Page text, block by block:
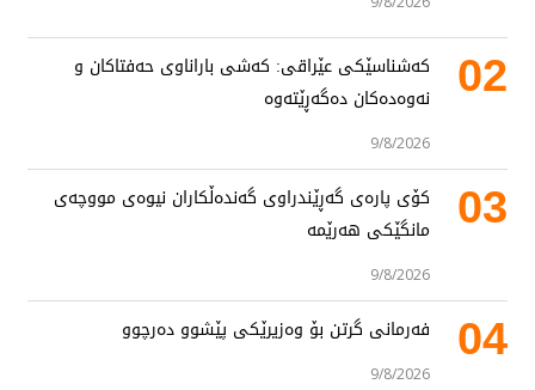
02
کەشناسێکی عێراقی: کەشی باراناوی حەفتاکان و
نەوەدەکان دەگەڕێتەوە
9/8/2026
03
کۆی پارەی گەڕێندراوی گەندەڵکاران نیوەی مووچەی
مانگێکی هەرێمە
9/8/2026
04 فەرمانی گرتن بۆ وەزیرێکی پێشوو دەرچوو
9/8/2026